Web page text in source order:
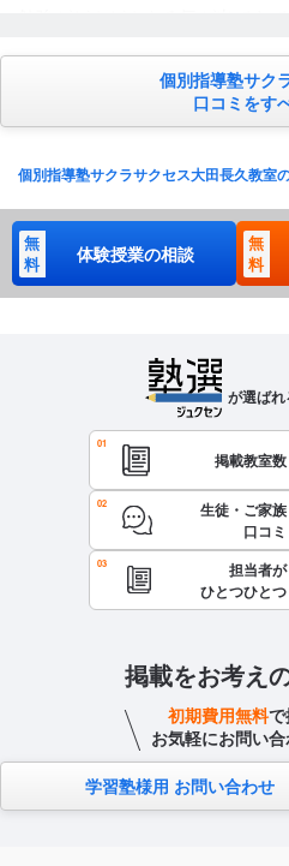
の講師でよかったと思いました
カリキュラムについて
この塾のカリキュラムは分かり
で、勉強の上達が早くできてい
で良かったです。 他の保護者に
保護者への連絡手段
個別指導塾サク
口コミをす
個別指導塾サクラサクセス大田長久教室
無
料
体験授業の相談
無
料
が選ばれ
掲載教室数
生徒・ご家族
口コミ
担当者が
ひとつひとつ
掲載をお考え
初期費用無料
お気軽にお問い
学習塾様用 お問い合わせ